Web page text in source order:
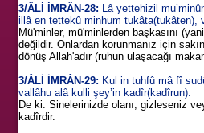
3/ÂLİ İMRÂN-28: Lâ yettehizil
illâ en tettekû minhum tukâta(tukâten),
Mü'minler, mü'minlerden başkasını
değildir. Onlardan korunmanız için
dönüş Allah'adır (ruhun ulaşacağı
3/ÂLİ İMRÂN-29: Kul in tuhfû mâ fî
vallâhu alâ kulli şey’in kadîr(kadîrun).
De ki: Sinelerinizde olanı, gizleseniz
kadîrdir.